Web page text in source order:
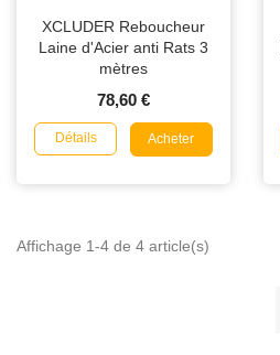
XCLUDER Reboucheur
Laine d'Acier anti Rats 3
mètres
78,60 €
Détails Acheter
Affichage 1-4 de 4 article(s)